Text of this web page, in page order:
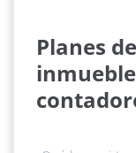
Planes